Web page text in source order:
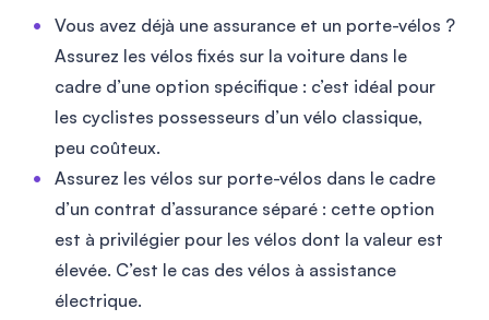
Vous avez déjà une assurance et un porte-vélos ?
Assurez les vélos fixés sur la voiture dans le
cadre d’une option spécifique : c’est idéal pour
les cyclistes possesseurs d’un vélo classique,
peu coûteux.
Assurez les vélos sur porte-vélos dans le cadre
d’un contrat d’assurance séparé : cette option
est à privilégier pour les vélos dont la valeur est
élevée. C’est le cas des vélos à assistance
électrique.